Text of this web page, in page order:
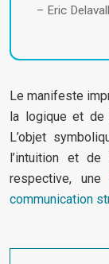
– Eric
Le manifeste
la logique et de
L’objet
l’intuition et de
respective,
communication